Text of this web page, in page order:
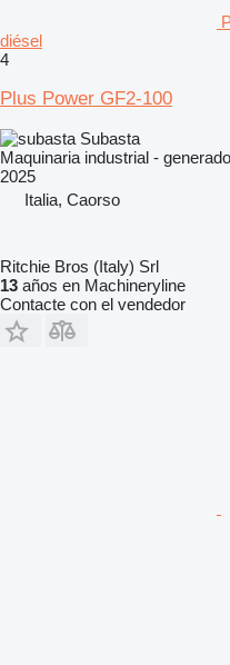
diésel
4
Plus Power GF2-100
Subasta
Maquinaria industrial -
2025
Italia, Caorso
Ritchie Bros (Italy) Srl
13 años en Machineryline
Contacte con el vendedor